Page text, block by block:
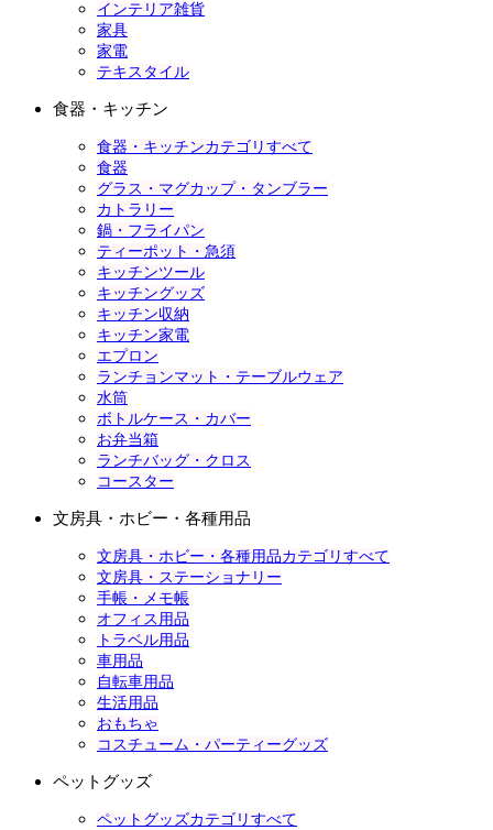
インテリア雑貨
家具
家電
テキスタイル
食器・キッチン
食器・キッチンカテゴリすべて
食器
グラス・マグカップ・タンブラー
カトラリー
鍋・フライパン
ティーポット・急須
キッチンツール
キッチングッズ
キッチン収納
キッチン家電
エプロン
ランチョンマット・テーブルウェア
水筒
ボトルケース・カバー
お弁当箱
ランチバッグ・クロス
コースター
文房具・ホビー・各種用品
文房具・ホビー・各種用品カテゴリすべて
文房具・ステーショナリー
手帳・メモ帳
オフィス用品
トラベル用品
車用品
自転車用品
生活用品
おもちゃ
コスチューム・パーティーグッズ
ペットグッズ
ペットグッズカテゴリすべて